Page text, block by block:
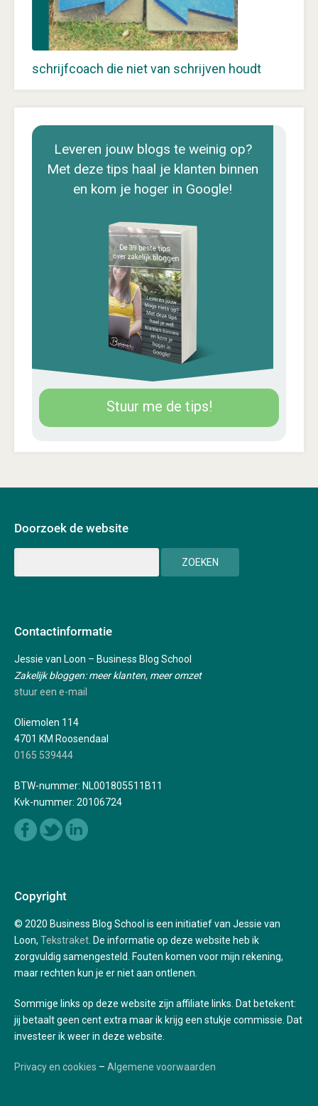
schrijfcoach die niet van schrijven houdt
Leveren jouw blogs te weinig op?
Met deze tips haal je klanten binnen
en kom je hoger in Google!
Stuur me de tips!
Doorzoek de website
Contactinformatie
Jessie van Loon – Business Blog School
Zakelijk bloggen: meer klanten, meer omzet
stuur een e-mail
Oliemolen 114
4701 KM Roosendaal
0165 539444
BTW-nummer: NL001805511B11
Kvk-nummer: 20106724
Copyright
© 2020 Business Blog School is een initiatief van Jessie van
Loon, Tekstraket . De informatie op deze website heb ik
zorgvuldig samengesteld. Fouten komen voor mijn rekening,
maar rechten kun je er niet aan ontlenen.
Sommige links op deze website zijn affiliate links. Dat betekent:
jij betaalt geen cent extra maar ik krijg een stukje commissie. Dat
investeer ik weer in deze website.
Privacy en cookies – Algemene voorwaarden